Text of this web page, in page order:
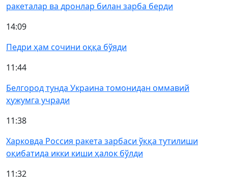
ракеталар ва дронлар билан зарба берди
14:09
Педри ҳам сочини оққа бўяди
11:44
Белгород тунда Украина томонидан оммавий
ҳужумга учради
11:38
Харковда Россия ракета зарбаси ўққа тутилиши
оқибатида икки киши ҳалок бўлди
11:32